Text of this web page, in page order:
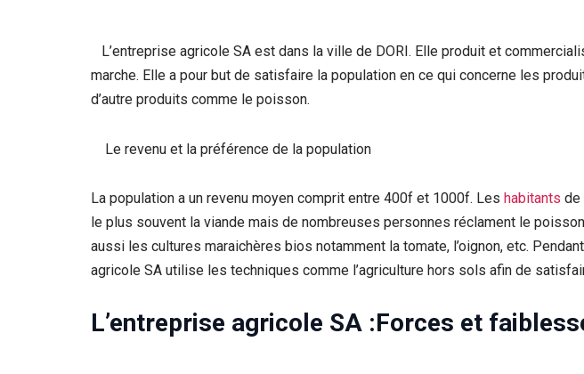
L’entreprise agricole SA est dans la ville de DORI. Elle produit et
marche. Elle a pour but de satisfaire la population en ce qui concerne les
d’autre produits comme le poisson.
Le revenu et la préférence de la population
La population a un revenu moyen comprit entre 400f et 1000f. Les habitants de
le plus souvent la viande mais de nombreuses personnes réclament le poisson
aussi les cultures maraichères bios notamment la tomate, l’oignon, etc.
agricole SA utilise les techniques comme l’agriculture hors sols afin de
L’entreprise agricole SA :Forces et